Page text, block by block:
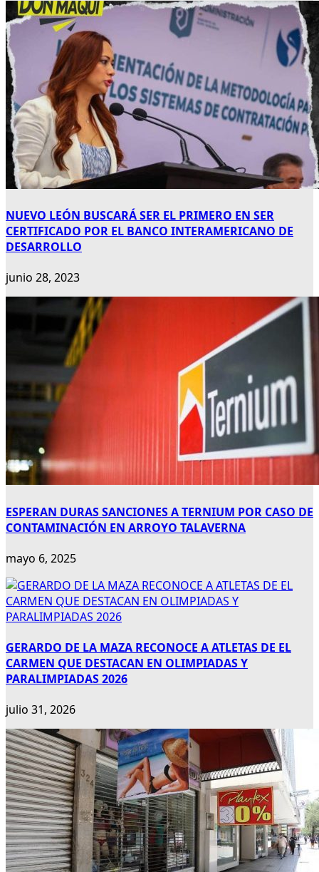
NUEVO LEÓN BUSCARÁ SER EL PRIMERO EN SER
CERTIFICADO POR EL BANCO INTERAMERICANO DE
DESARROLLO
junio 28, 2023
ESPERAN DURAS SANCIONES A TERNIUM POR CASO DE
CONTAMINACIÓN EN ARROYO TALAVERNA
mayo 6, 2025
GERARDO DE LA MAZA RECONOCE A ATLETAS DE EL
CARMEN QUE DESTACAN EN OLIMPIADAS Y
PARALIMPIADAS 2026
julio 31, 2026